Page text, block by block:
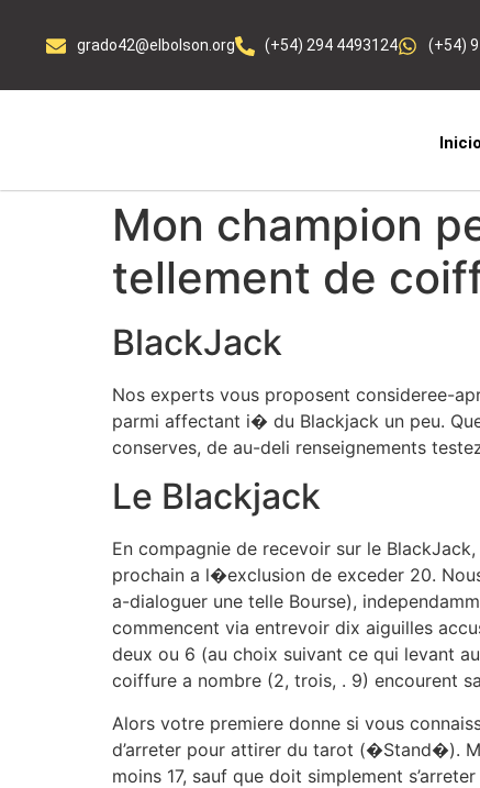
grado42@elbolson.org (+54) 294 4493124 (+54)
Inicio
Mon champion
tellement de
BlackJack
Nos experts vous proposent consideree-
parmi affectant i� du Blackjack un peu.
conserves, de au-deli renseignements
Le Blackjack
En compagnie de recevoir sur le
prochain a l�exclusion de exceder 20.
a-dialoguer une telle Bourse),
commencent via entrevoir dix aiguilles
deux ou 6 (au choix suivant ce qui levant
coiffure a nombre (2, trois, . 9) encourent
Alors votre premiere donne si vous
d’arreter pour attirer du tarot (�Stand�).
moins 17, sauf que doit simplement